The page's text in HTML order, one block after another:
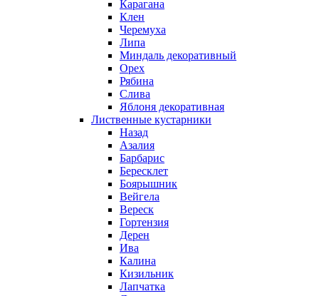
Карагана
Клен
Черемуха
Липа
Миндаль декоративный
Орех
Рябина
Слива
Яблоня декоративная
Лиственные кустарники
Назад
Азалия
Барбарис
Бересклет
Боярышник
Вейгела
Вереск
Гортензия
Дерен
Ива
Калина
Кизильник
Лапчатка